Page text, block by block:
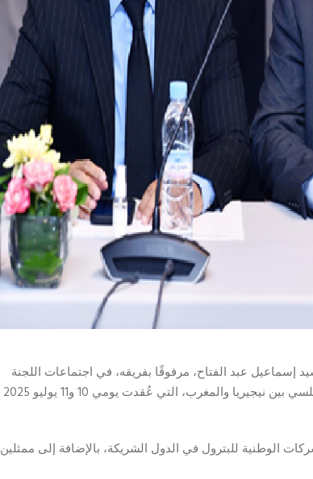
إسماعيل عبد الفتاح، مرفوقًا بفريقه، في اجتماعات اللجنة
الفنية ولجنة القيادة لمشروع أنبوب الغاز الإفريقي الأطلسي بين نيجيريا والمغرب، التي عُقدت يومي 10 و11 يوليو 2025
الوطنية للبترول في الدول الشريكة، بالإضافة إلى ممثلين